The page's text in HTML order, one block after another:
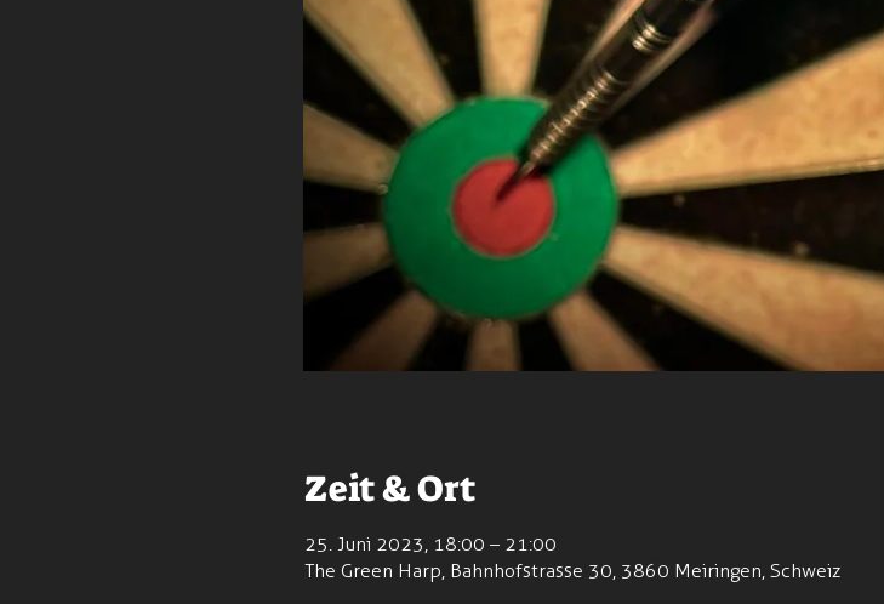
Zeit & Ort
25. Juni 2023, 18:00 – 21:00
The Green Harp, Bahnhofstrasse 30, 3860 Meiringen, Schweiz